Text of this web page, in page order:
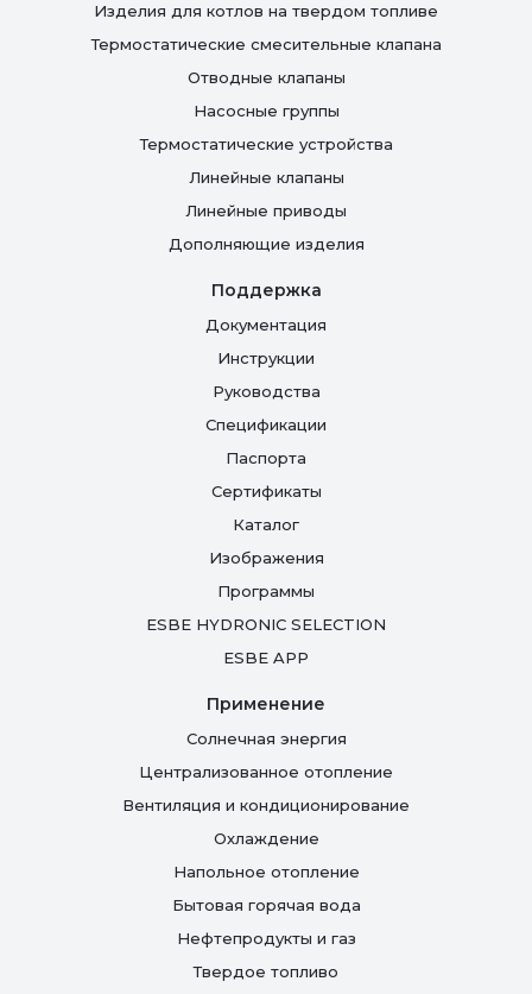
Изделия для котлов на твердом топливе
Термостатические смесительные клапана
Отводные клапаны
Насосные группы
Термостатические устройства
Линейные клапаны
Линейные приводы
Дополняющие изделия
Поддержка
Документация
Инструкции
Руководства
Спецификации
Паспорта
Сертификаты
Каталог
Изображения
Программы
ESBE HYDRONIC SELECTION
ESBE APP
Применение
Солнечная энергия
Централизованное отопление
Вентиляция и кондиционирование
Oхлаждение
Напольное отопление
Бытовая горячая вода
Нефтепродукты и газ
Твердое топливо